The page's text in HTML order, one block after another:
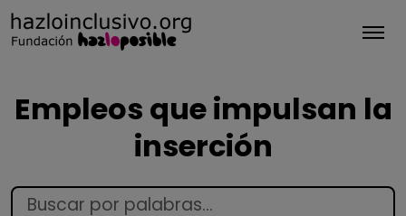
Empleos que impulsan la
inserción